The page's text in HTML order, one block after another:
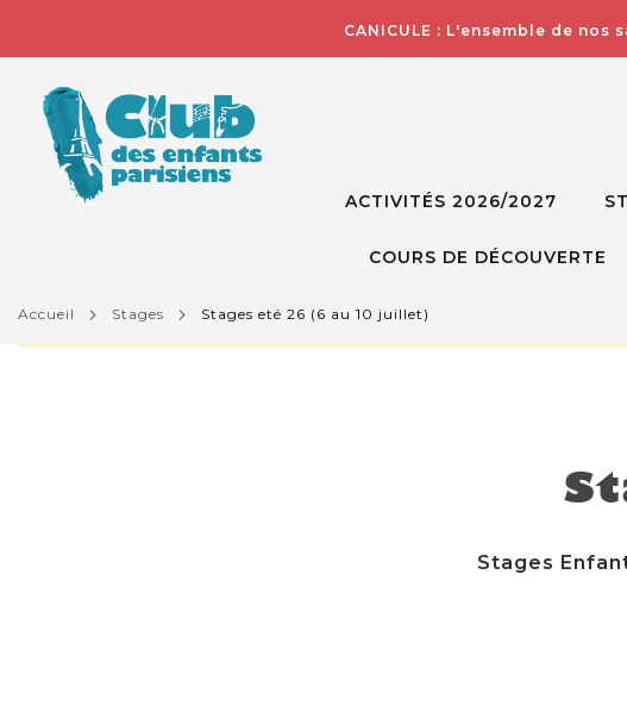
CANICULE : L'ensemble de
ACTIVITÉS 2026/2027
COURS DE DÉCOUVERTE
L'activité que vous essayez de visualiser n'est pas disponible
accueil stages stages eté 26 (6 au 10 juillet)
Stages